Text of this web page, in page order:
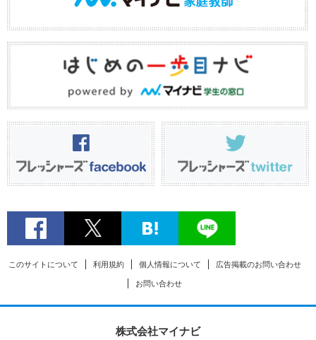
このサイトについて 利用規約 個人情報について 広告掲載のお問い合わせ
お問い合わせ
株式会社マイナビ